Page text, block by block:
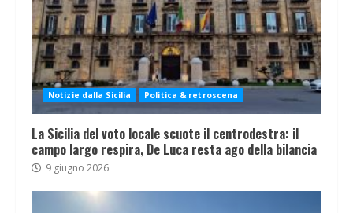
Notizie dalla Sicilia Politica & retroscena
La Sicilia del voto locale scuote il centrodestra: il
campo largo respira, De Luca resta ago della bilancia
9 giugno 2026